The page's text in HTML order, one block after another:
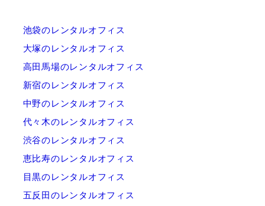
池袋のレンタルオフィス
大塚のレンタルオフィス
高田馬場のレンタルオフィス
新宿のレンタルオフィス
中野のレンタルオフィス
代々木のレンタルオフィス
渋谷のレンタルオフィス
恵比寿のレンタルオフィス
目黒のレンタルオフィス
五反田のレンタルオフィス